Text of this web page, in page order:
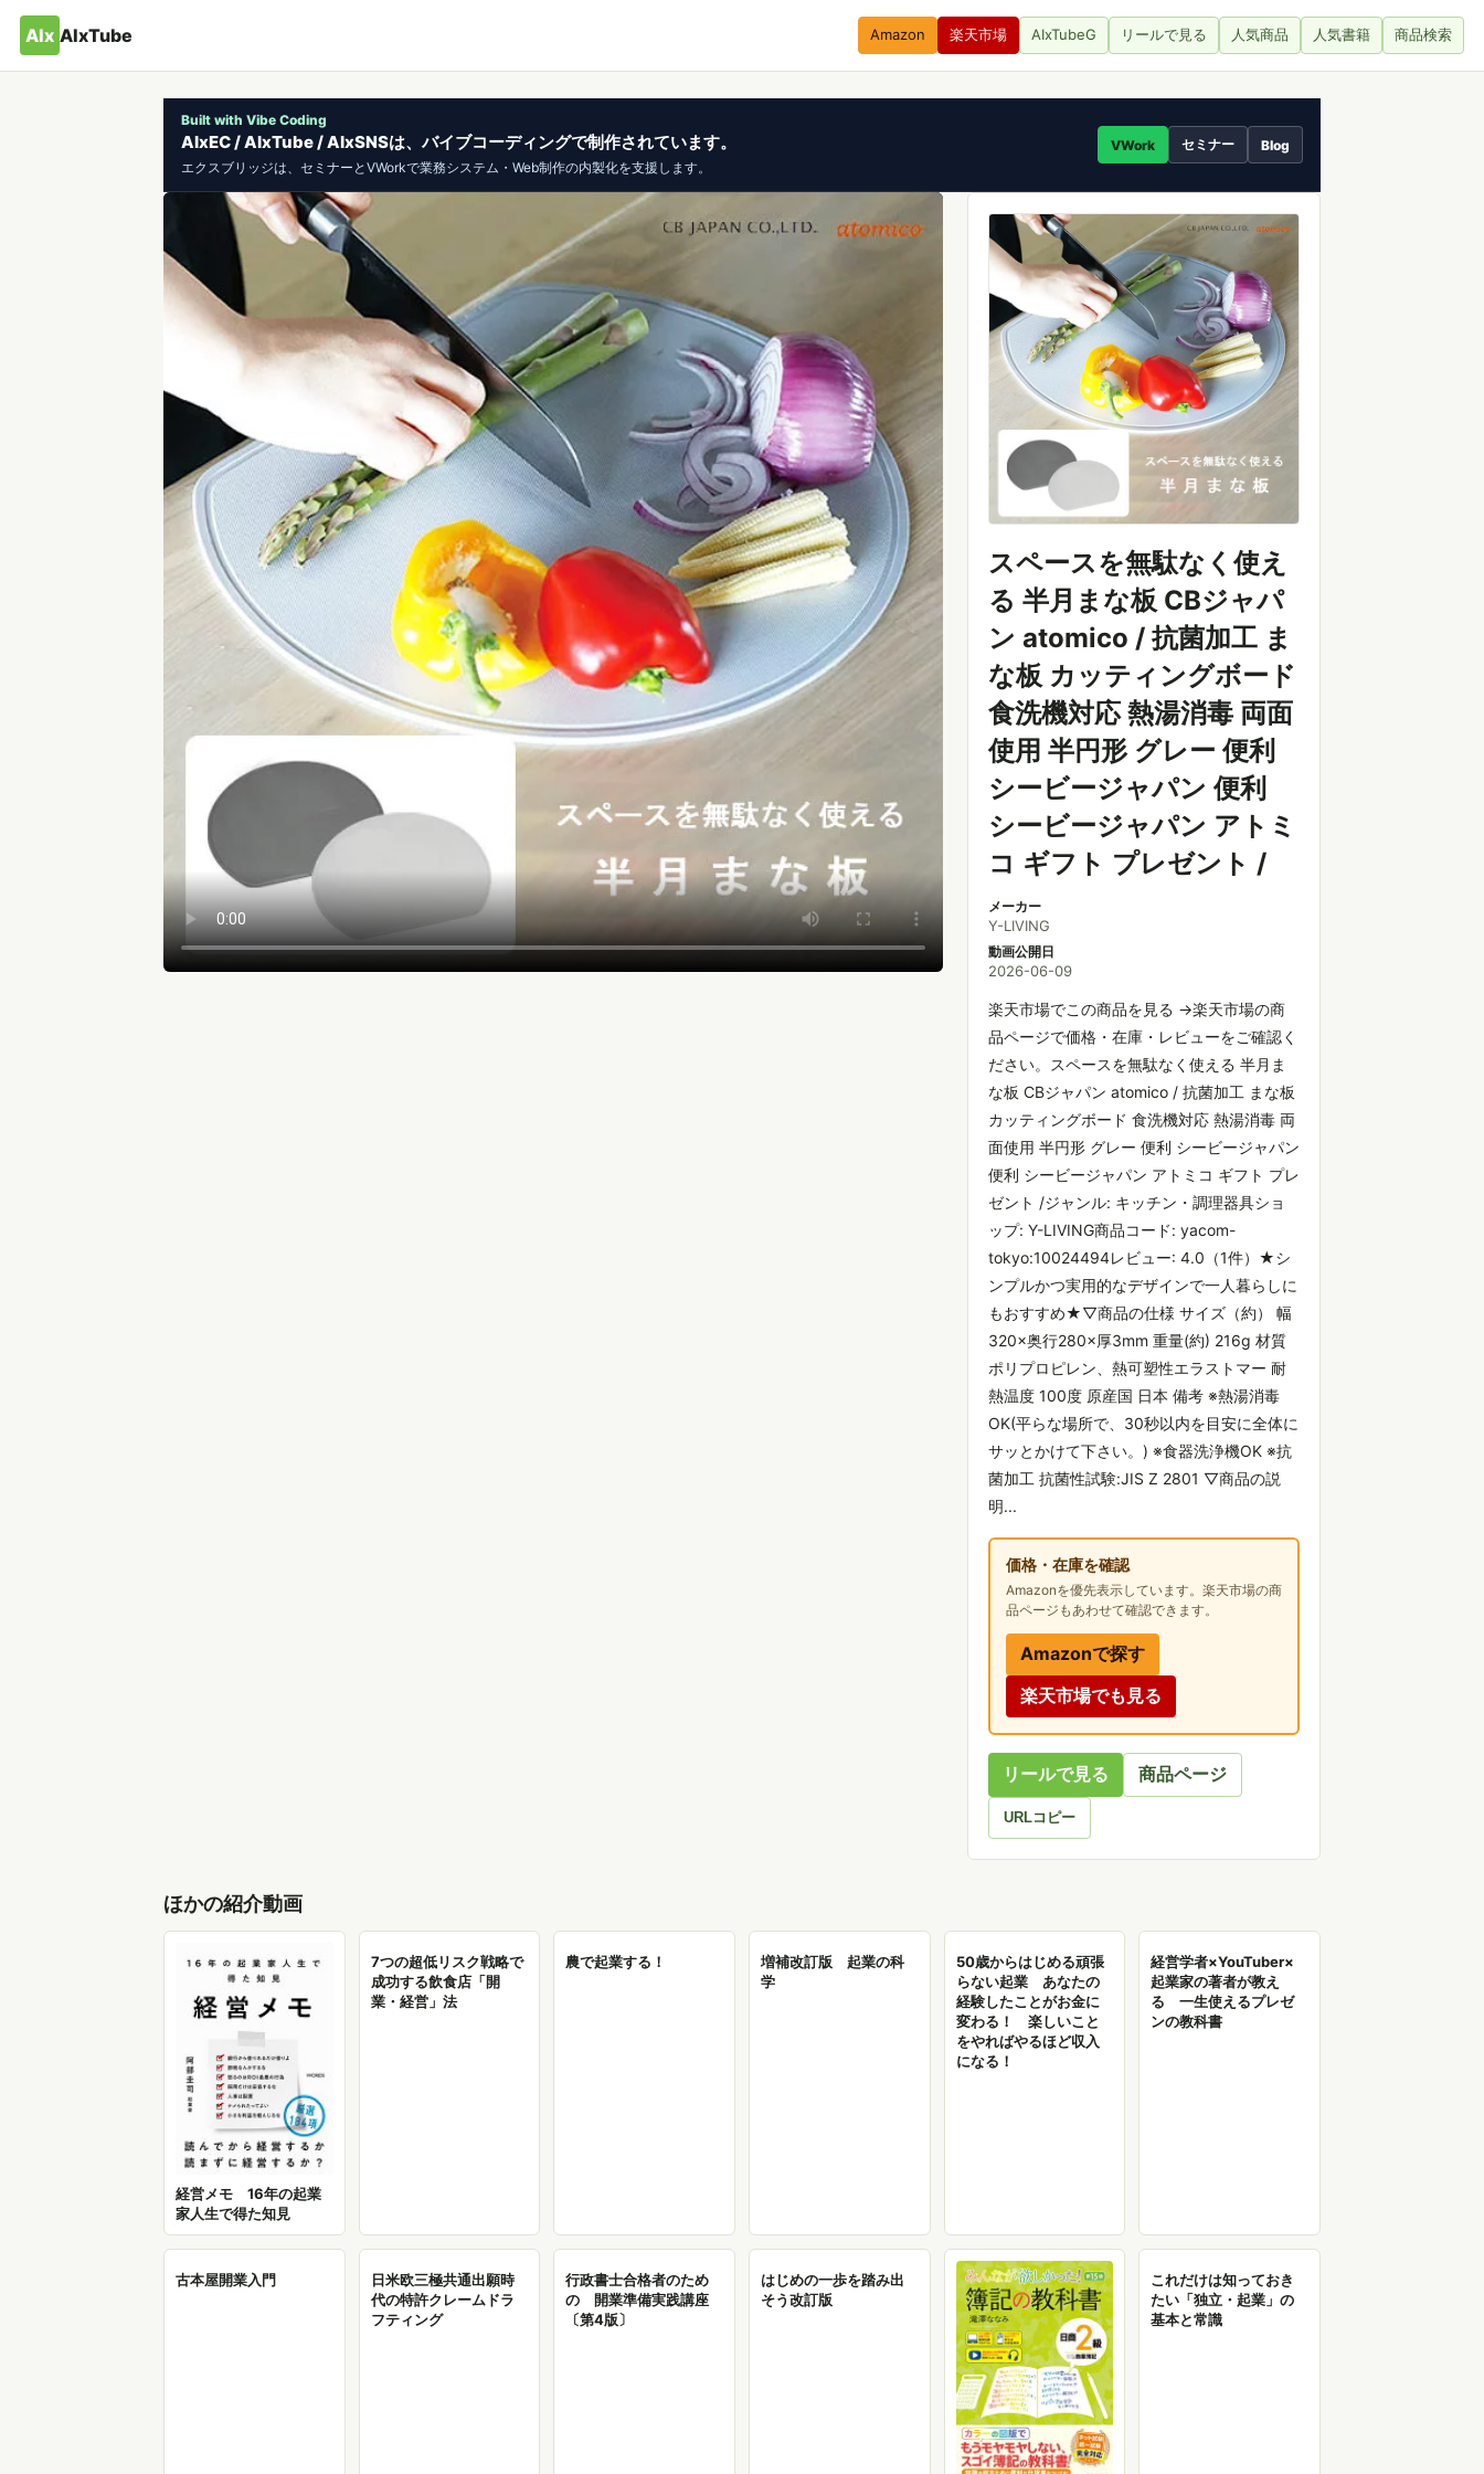
AIx AIxTube Amazon 楽天市場 AIxTubeG リールで見る 人気商品 人気書籍 商品検索
Built with Vibe Coding
AIxEC / AIxTube / AIxSNSは、バイブコーディングで制作されています。
エクスブリッジは、セミナーとVWorkで業務システム・Web制作の内製化を支援します。
VWork セミナー Blog
スペースを無駄なく使え
る 半月まな板 CBジャパ
ン atomico / 抗菌加工 ま
な板 カッティングボード
食洗機対応 熱湯消毒 両面
使用 半円形 グレー 便利
シービージャパン 便利
シービージャパン アトミ
コ ギフト プレゼント /
メーカー
Y-LIVING
動画公開日
2026-06-09
楽天市場でこの商品を見る →楽天市場の商
品ページで価格・在庫・レビューをご確認く
ださい。スペースを無駄なく使える 半月ま
な板 CBジャパン atomico / 抗菌加工 まな板
カッティングボード 食洗機対応 熱湯消毒 両
面使用 半円形 グレー 便利 シービージャパン
便利 シービージャパン アトミコ ギフト プレ
ゼント /ジャンル: キッチン・調理器具ショ
ップ: Y-LIVING商品コード: yacom-
tokyo:10024494レビュー: 4.0（1件）★シ
ンプルかつ実用的なデザインで一人暮らしに
もおすすめ★▽商品の仕様 サイズ（約） 幅
320×奥行280×厚3mm 重量(約) 216g 材質
ポリプロピレン、熱可塑性エラストマー 耐
熱温度 100度 原産国 日本 備考 ※熱湯消毒
OK(平らな場所で、30秒以内を目安に全体に
サッとかけて下さい。) ※食器洗浄機OK ※抗
菌加工 抗菌性試験:JIS Z 2801 ▽商品の説
明...
価格・在庫を確認
Amazonを優先表示しています。楽天市場の商
品ページもあわせて確認できます。
Amazonで探す
楽天市場でも見る
リールで見る 商品ページ
URLコピー
ほかの紹介動画
経営メモ 16年の起業
家人生で得た知見
7つの超低リスク戦略で
成功する飲食店「開
業・経営」法
農で起業する！
増補改訂版 起業の科
学
50歳からはじめる頑張
らない起業 あなたの
経験したことがお金に
変わる！ 楽しいこと
をやればやるほど収入
になる！
経営学者×YouTuber×
起業家の著者が教え
る 一生使えるプレゼ
ンの教科書
古本屋開業入門
日米欧三極共通出願時
代の特許クレームドラ
フティング
行政書士合格者のため
の 開業準備実践講座
〔第4版〕
はじめの一歩を踏み出
そう改訂版
これだけは知っておき
たい「独立・起業」の
基本と常識